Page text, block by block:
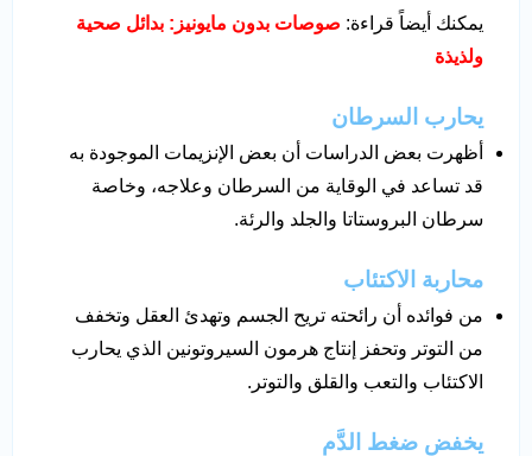
يمكنك أيضاً قراءة: صوصات بدون مايونيز: بدائل صحية
ولذيذة
يحارب السرطان
أظهرت بعض الدراسات أن بعض الإنزيمات الموجودة به
قد تساعد في الوقاية من السرطان وعلاجه، وخاصة
سرطان البروستاتا والجلد والرئة.
محاربة الاكتئاب
من فوائده أن رائحته تريح الجسم وتهدئ العقل وتخفف
من التوتر وتحفز إنتاج هرمون السيروتونين الذي يحارب
الاكتئاب والتعب والقلق والتوتر.
يخفض ضغط الدَّم